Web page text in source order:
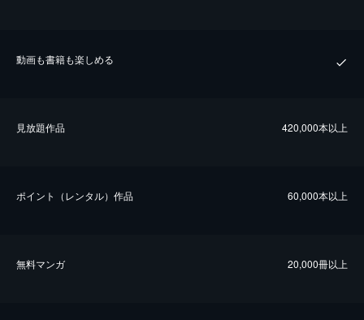
動画も書籍も楽しめる
⾒放題作品 420,000本以上
ポイント（レンタル）作品 60,000本以上
無料マンガ 20,000冊以上